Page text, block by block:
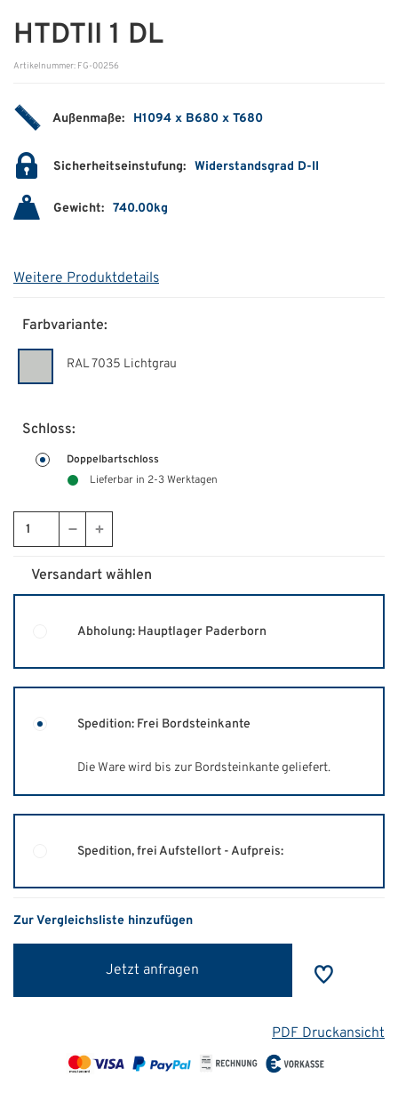
ÜBER UNS
Über uns
Filialen
Messen & Events
Qualitätspolitik
Partner
Geschichte
HTDTII 1 DL
Artikelnummer: FG-00256
Außenmaße: H1094 x B680 x T680
Sicherheitseinstufung: Widerstandsgrad D-II
Gewicht: 740.00kg
Weitere Produktdetails
Farbvariante:
RAL 7035 Lichtgrau
Schloss:
Doppelbartschloss
Lieferbar in 2-3 Werktagen
Versandart wählen
Abholung: Hauptlager Paderborn
Spedition: Frei Bordsteinkante
Die Ware wird bis zur Bordsteinkante geliefert.
Spedition, frei Aufstellort - Aufpreis:
Zur Vergleichsliste hinzufügen
Jetzt anfragen
PDF Druckansicht